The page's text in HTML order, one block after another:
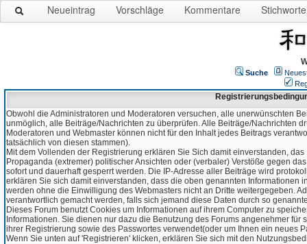
Neueintrag Vorschläge Kommentare Stichworte
Suche
Obwohl die Administratoren und Moderatoren versuchen, alle unerwünschten
unmöglich, alle Beiträge/Nachrichten zu überprüfen. Alle Beiträge/Nachrichten
Moderatoren und Webmaster können nicht für den Inhalt jedes Beitrags
tatsächlich von diesen stammen).
Mit dem Vollenden der Registrierung erklären Sie Sich damit einverstanden,
Propaganda (extremer) politischer Ansichten oder (verbaler) Verstöße gegen
sofort und dauerhaft gesperrt werden. Die IP-Adresse aller Beiträge wird
erklären Sie sich damit einverstanden, dass die oben genannten Informationen
werden ohne die Einwilligung des Webmasters nicht an Dritte weitergegeben.
verantwortlich gemacht werden, falls sich jemand diese Daten durch so
Dieses Forum benutzt Cookies um Informationen auf ihrem Computer zu
Informationen. Sie dienen nur dazu die Benutzung des Forums angenehmer
ihrer Registrierung sowie des Passwortes verwendet(oder um Ihnen ein neues
Wenn Sie unten auf 'Registrieren' klicken, erklären Sie sich mit den